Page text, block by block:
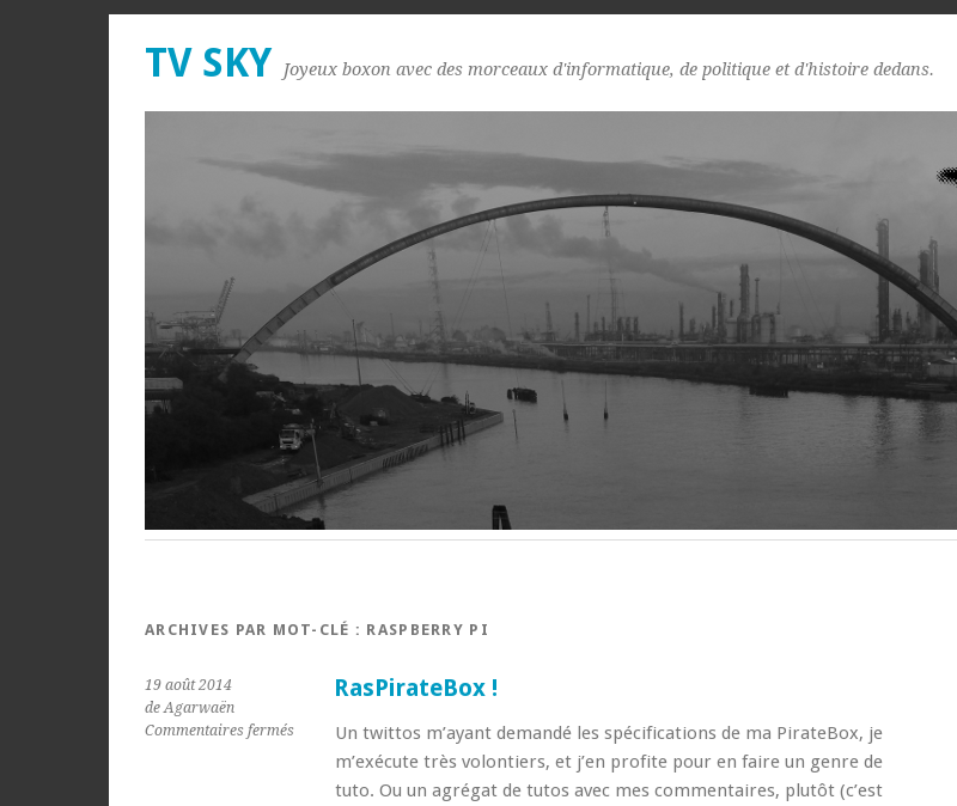
TV SKY Joyeux boxon avec des morceaux d'informatique, de politique et d'histoire dedans.
ARCHIVES PAR MOT-CLÉ : RASPBERRY PI
19 août 2014
de Agarwaën
Commentaires ferméssur
RasPirateBox
RasPirateBox !
Un twittos m’ayant demandé les spécifications de ma PirateBox, je
m’exécute très volontiers, et j’en profite pour en faire un genre de
tuto. Ou un agrégat de tutos avec mes commentaires, plutôt (c’est